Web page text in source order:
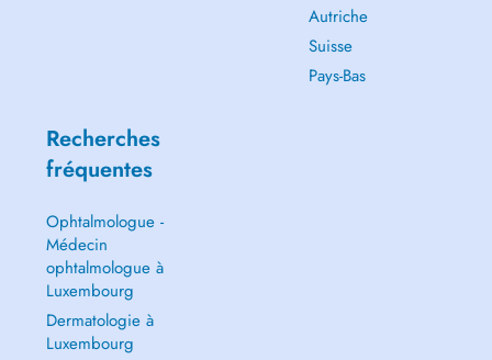
Autriche
Suisse
Pays-Bas
Recherches
fréquentes
Ophtalmologue -
Médecin
ophtalmologue à
Luxembourg
Dermatologie à
Luxembourg